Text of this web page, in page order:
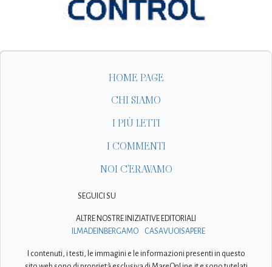
HOME PAGE
CHI SIAMO
I PIÙ LETTI
I COMMENTI
NOI C'ERAVAMO
SEGUICI SU
ALTRE NOSTRE INIZIATIVE EDITORIALI
ILMADEINBERGAMO
CASAVUOISAPERE
I contenuti, i testi, le immagini e le informazioni presenti in questo